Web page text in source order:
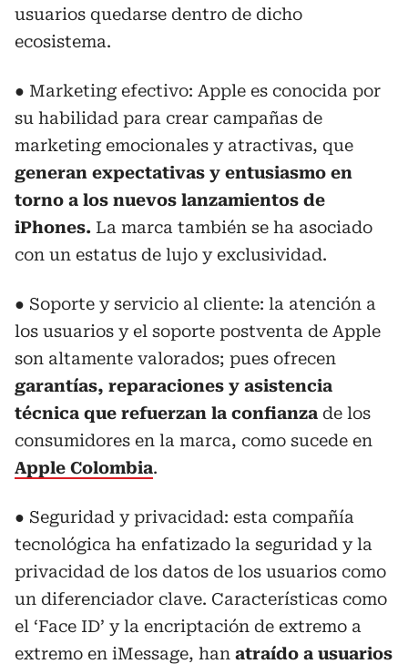
usuarios quedarse dentro de dicho
ecosistema.
● Marketing efectivo: Apple es conocida por
su habilidad para crear campañas de
marketing emocionales y atractivas, que
generan expectativas y entusiasmo en
torno a los nuevos lanzamientos de
iPhones. La marca también se ha asociado
con un estatus de lujo y exclusividad.
● Soporte y servicio al cliente: la atención a
los usuarios y el soporte postventa de Apple
son altamente valorados; pues ofrecen
garantías, reparaciones y asistencia
técnica que refuerzan la confianza de los
consumidores en la marca, como sucede en
Apple Colombia.
● Seguridad y privacidad: esta compañía
tecnológica ha enfatizado la seguridad y la
privacidad de los datos de los usuarios como
un diferenciador clave. Características como
el ‘Face ID’ y la encriptación de extremo a
extremo en iMessage, han atraído a usuarios